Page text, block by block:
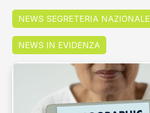
NEWS SEGRETERIA NAZIONALE
NEWS IN EVIDENZA